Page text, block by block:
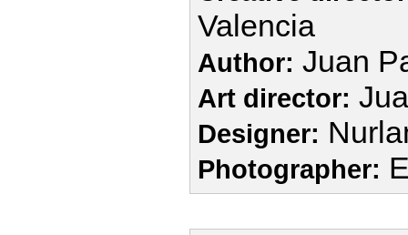
Valencia
Author: Juan
Art director:
Designer:
Photographer: